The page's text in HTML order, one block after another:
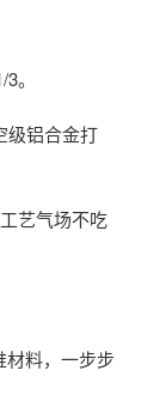
。
级铝合金打
艺气场不吃
材料，一步步